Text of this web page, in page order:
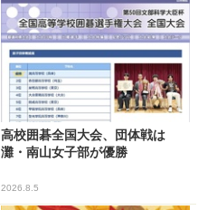
高校囲碁全国大会、団体戦は
灘・南山女子部が優勝
2026.8.5